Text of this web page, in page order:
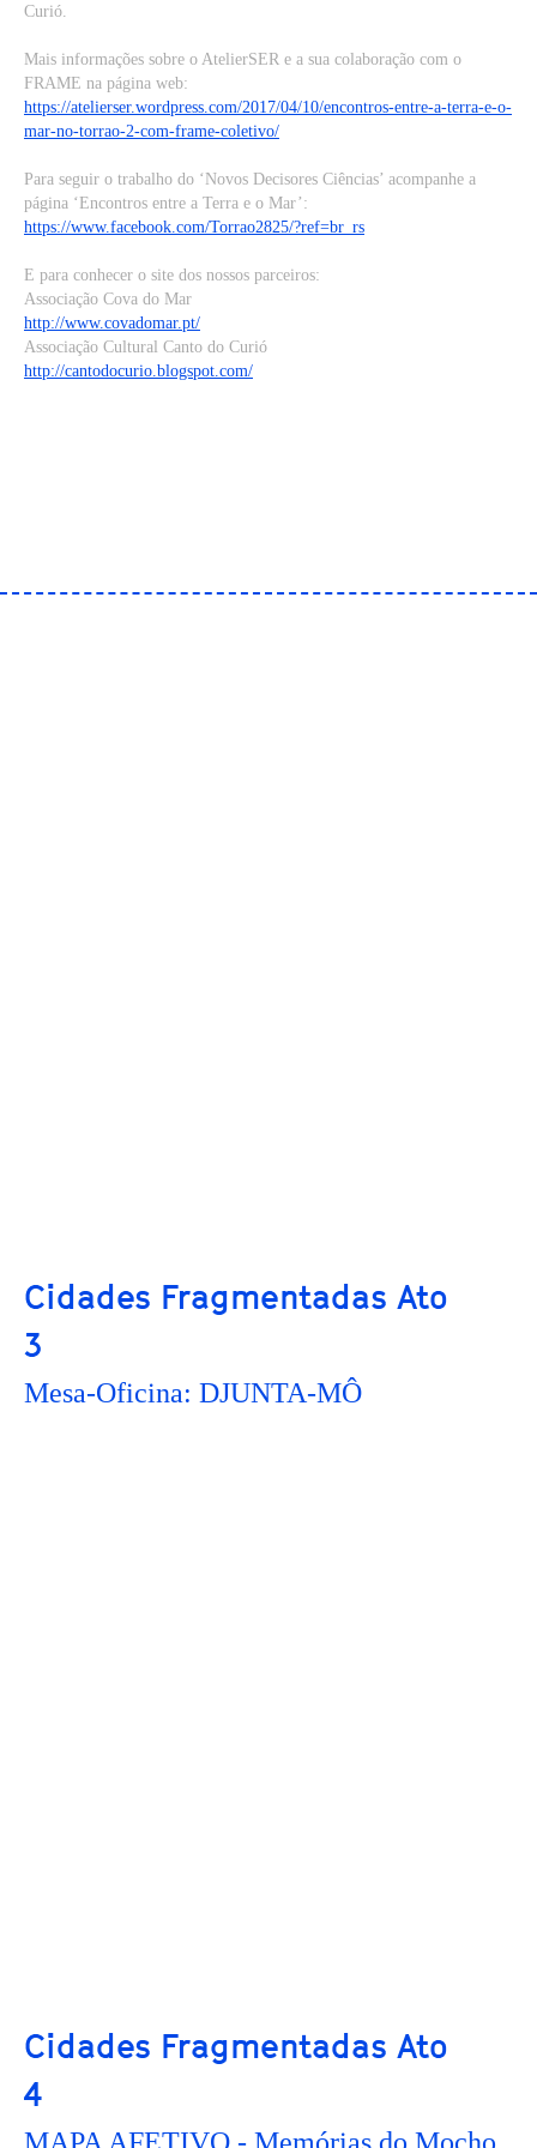
Curió.
Mais informações sobre o AtelierSER e a sua colaboração com o
FRAME na página web:
https://atelierser.wordpress.com/2017/04/10/encontros-entre-a-terra-e-o-
mar-no-torrao-2-com-frame-coletivo/
Para seguir o trabalho do ‘Novos Decisores Ciências’ acompanhe a
página ‘Encontros entre a Terra e o Mar’:
https://www.facebook.com/Torrao2825/?ref=br_rs
E para conhecer o site dos nossos parceiros:
Associação Cova do Mar
http://www.covadomar.pt/
Associação Cultural Canto do Curió
http://cantodocurio.blogspot.com/
Cidades Fragmentadas Ato
3
Mesa-Oficina: DJUNTA-MÔ
Cidades Fragmentadas Ato
4